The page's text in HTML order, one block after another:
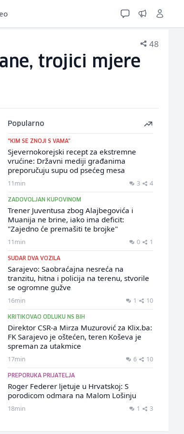
48
trojici mjere
Popularno
"KIM SE ZNOJI S VAMA"
Sjevernokorejski recept za ekstremne
vrućine: Državni mediji građanima
preporučuju supu od psećeg mesa
11min 3 4
ZADOVOLJAN KUPOVINOM
Trener Juventusa zbog Alajbegovića i
Muanija ne brine, iako ima deficit:
"Zajedno će premašiti te brojke"
11min 0 1
SUDAR DVA VOZILA
Sarajevo: Saobraćajna nesreća na
tranzitu, hitna i policija na terenu, stvorile
se ogromne gužve
16min 1 10
KRITIKOVAO ODLUKU NS BIH
Direktor CSR-a Mirza Muzurović za Klix.ba:
FK Sarajevo je oštećen, teren Koševa je
spreman za utakmice
17min 6 10
PREPORUKA PRIJATELJA
Roger Federer ljetuje u Hrvatskoj: S
porodicom odmara na Malom Lošinju
18min 1 3